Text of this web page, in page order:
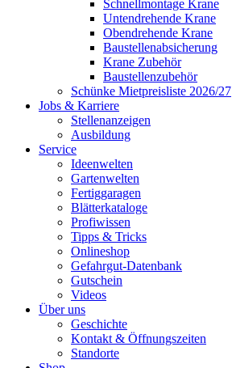
Schnellmontage Krane
Untendrehende Krane
Obendrehende Krane
Baustellenabsicherung
Krane Zubehör
Baustellenzubehör
Schünke Mietpreisliste 2026/27
Jobs & Karriere
Stellenanzeigen
Ausbildung
Service
Ideenwelten
Gartenwelten
Fertiggaragen
Blätterkataloge
Profiwissen
Tipps & Tricks
Onlineshop
Gefahrgut-Datenbank
Gutschein
Videos
Über uns
Geschichte
Kontakt & Öffnungszeiten
Standorte